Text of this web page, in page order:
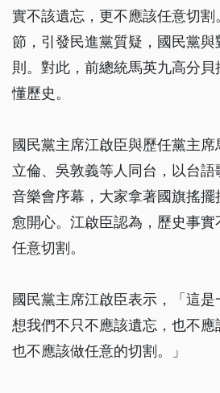
實不該遺忘，更不應該任意切
節，引發民進黨質疑，國民黨
則。對此，前總統馬英九高分
懂歷史。
國民黨主席江啟臣與歷任黨主
立倫、吳敦義等人同台，以台
音樂會序幕，大家拿著國旗搖
愈開心。江啟臣認為，歷史事
任意切割。
國民黨主席江啟臣表示，「這
想我們不只不應該遺忘，也不
也不應該做任意的切割。」